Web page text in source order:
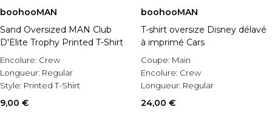
boohooMAN
Sand Oversized MAN Club
D'Elite Trophy Printed T-Shirt
Encolure: Crew
Longueur: Regular
Style: Printed T-Shirt
9,00 €
boohooMAN
T-shirt oversize Disney délavé
à imprimé Cars
Coupe: Main
Encolure: Crew
Longueur: Regular
24,00 €